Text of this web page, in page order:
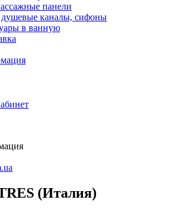
панели
каналы, сифоны
в ванную
(Италия)